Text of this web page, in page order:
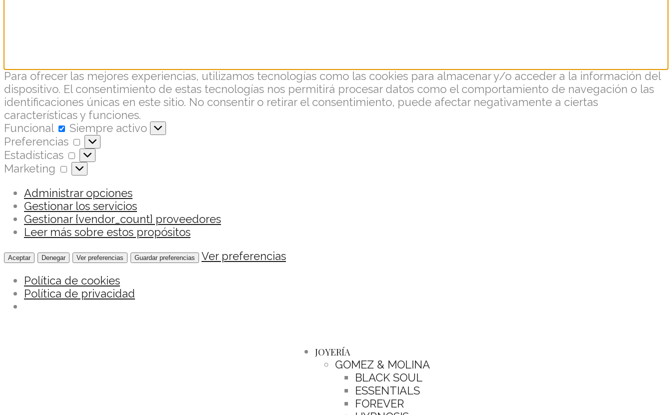
Para ofrecer las mejores experiencias, utilizamos tecnologías como las cookies para almacenar y/o acceder a la información del
dispositivo. El consentimiento de estas tecnologías nos permitirá procesar datos como el comportamiento de navegación o las
identificaciones únicas en este sitio. No consentir o retirar el consentimiento, puede afectar negativamente a ciertas
características y funciones.
Funcional
Siempre activo
Preferencias
Estadísticas
Marketing
Administrar opciones
Gestionar los servicios
Gestionar {vendor_count} proveedores
Leer más sobre estos propósitos
Aceptar Denegar Ver preferencias Guardar preferencias
Ver preferencias
Política de cookies
Política de privacidad
JOYERÍA
GOMEZ & MOLINA
BLACK SOUL
ESSENTIALS
FOREVER